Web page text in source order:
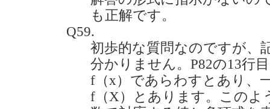
も正解です。
Q59.
初歩的な質問なのですが、
分かりません。P82の13行
f（x）であらわすとあり、
f（X）とあります。このよ